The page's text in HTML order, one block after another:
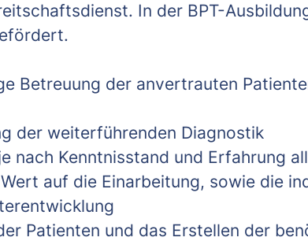
In der BPT-
Betreuung der anvertrauten
der weiterführenden Diagnostik
nach Kenntnisstand und Erfahrung
auf die Einarbeitung, sowie die
Patienten und das Erstellen der